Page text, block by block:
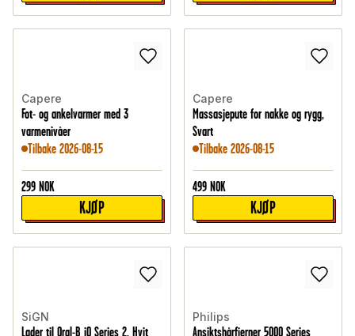
Capere
Fot- og ankelvarmer med 3
varmenivåer
Tilbake 2026-08-15
299 NOK
KJØP
Capere
Massasjepute for nakke og rygg,
Svart
Tilbake 2026-08-15
499 NOK
KJØP
SiGN
Lader til Oral-B iO Series 2, Hvit
Philips
Ansiktshårfjerner 5000 Series